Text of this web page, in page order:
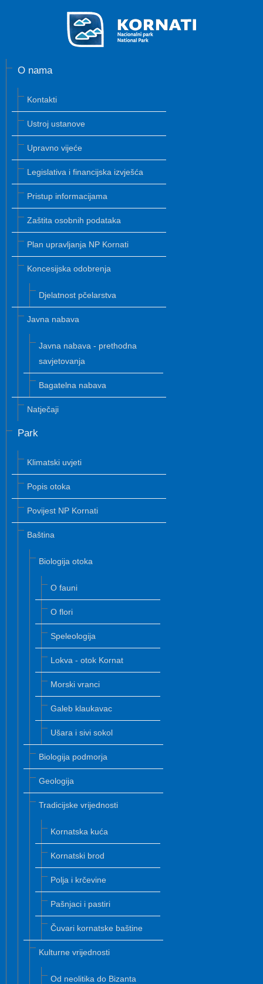
O nama
Kontakti
Ustroj ustanove
Upravno vijeće
Legislativa i financijska izvješća
Pristup informacijama
Zaštita osobnih podataka
Plan upravljanja NP Kornati
Koncesijska odobrenja
Djelatnost pčelarstva
Javna nabava
Javna nabava - prethodna
savjetovanja
Bagatelna nabava
Natječaji
Park
Klimatski uvjeti
Popis otoka
Povijest NP Kornati
Baština
Biologija otoka
O fauni
O flori
Speleologija
Lokva - otok Kornat
Morski vranci
Galeb klaukavac
Ušara i sivi sokol
Biologija podmorja
Geologija
Tradicijske vrijednosti
Kornatska kuća
Kornatski brod
Polja i krčevine
Pašnjaci i pastiri
Čuvari kornatske baštine
Kulturne vrijednosti
Od neolitika do Bizanta